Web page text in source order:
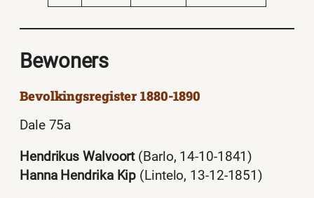
Bewoners
Bevolkingsregister 1880-1890
Dale 75a
Hendrikus Walvoort(Barlo, 14-10-1841)
Hanna Hendrika Kip (Lintelo, 13-12-1851)